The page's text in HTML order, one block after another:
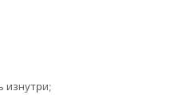
изнутри;